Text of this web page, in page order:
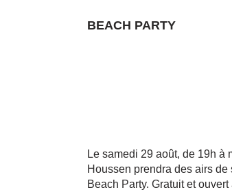
BEACH PARTY
Le samedi 29 août, de 19h à
Houssen prendra des airs
Beach Party. Gratuit et